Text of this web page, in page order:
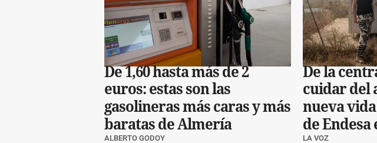
De 1,60 hasta más de 2
euros: estas son las
gasolineras más caras y más
baratas de Almería
ALBERTO GODOY
De la
cuidar del
nueva
de
LA VOZ